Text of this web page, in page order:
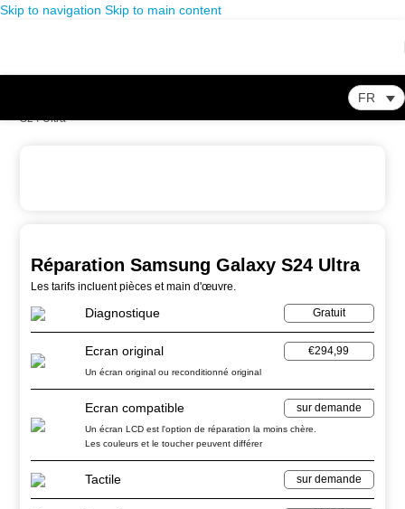
Skip to navigation Skip to main content
FR
Réparation Samsung Galaxy
S24 Ultra
Réparation Samsung Galaxy S24 Ultra
Les tarifs incluent pièces et main d'œuvre.
Diagnostique Gratuit
Ecran original €294,99
Un écran original ou reconditionné original
Ecran compatible sur demande
Un écran LCD est l'option de réparation la moins chère.
Les couleurs et le toucher peuvent différer
Tactile sur demande